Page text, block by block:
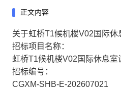
正文内容
关于虹桥T1候机楼V02国际
招标项目名称：
虹桥T1候机楼V02国际休息室
招标编号：
CGXM-SHB-E-202607021